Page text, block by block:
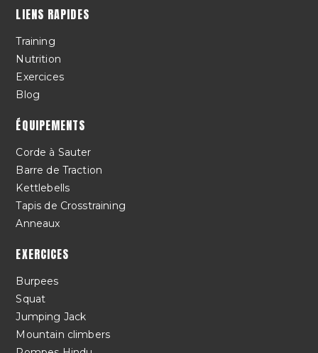
LIENS RAPIDES
Training
Nutrition
Exercices
Blog
ÉQUIPEMENTS
Corde à Sauter
Barre de Traction
Kettlebells
Tapis de Crosstraining
Anneaux
EXERCICES
Burpees
Squat
Jumping Jack
Mountain climbers